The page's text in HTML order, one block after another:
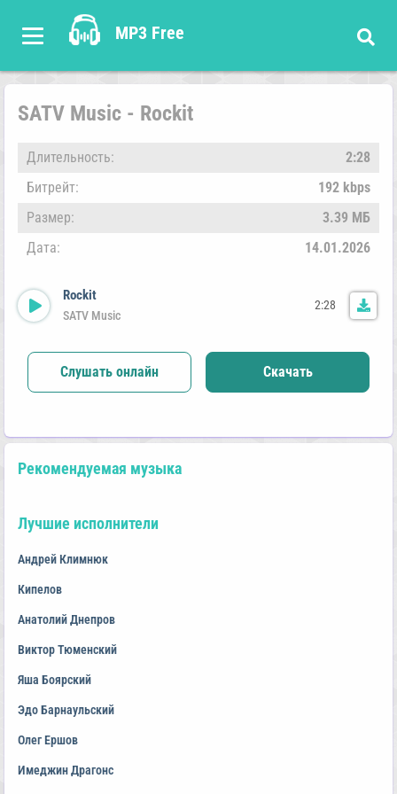
MP3 Free
SATV Music - Rockit
Длительность:
2:28
Битрейт:
192 kbps
Размер:
3.39 МБ
Дата:
14.01.2026
Rockit
SATV Music
2:28
Слушать онлайн Скачать
Рекомендуемая музыка
Лучшие исполнители
Андрей Климнюк
Кипелов
Анатолий Днепров
Виктор Тюменский
Яша Боярский
Эдо Барнаульский
Олег Ершов
Имеджин Драгонс